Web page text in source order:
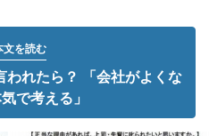
文を読む
われたら？ 「会社がよくな
で考える」